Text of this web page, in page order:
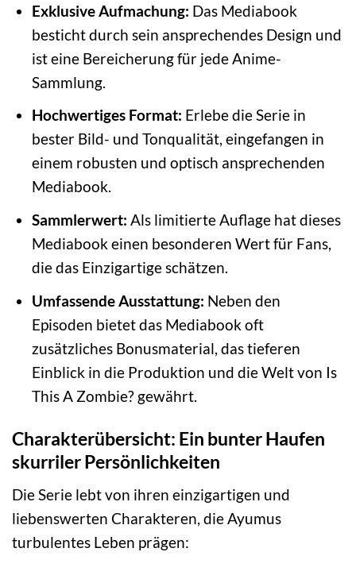
Exklusive Aufmachung: Das Mediabook
besticht durch sein ansprechendes Design und
ist eine Bereicherung für jede Anime-
Sammlung.
Hochwertiges Format: Erlebe die Serie in
bester Bild- und Tonqualität, eingefangen in
einem robusten und optisch ansprechenden
Mediabook.
Sammlerwert: Als limitierte Auflage hat dieses
Mediabook einen besonderen Wert für Fans,
die das Einzigartige schätzen.
Umfassende Ausstattung: Neben den
Episoden bietet das Mediabook oft
zusätzliches Bonusmaterial, das tieferen
Einblick in die Produktion und die Welt von Is
This A Zombie? gewährt.
Charakterübersicht: Ein bunter Haufen
skurriler Persönlichkeiten
Die Serie lebt von ihren einzigartigen und
liebenswerten Charakteren, die Ayumus
turbulentes Leben prägen: